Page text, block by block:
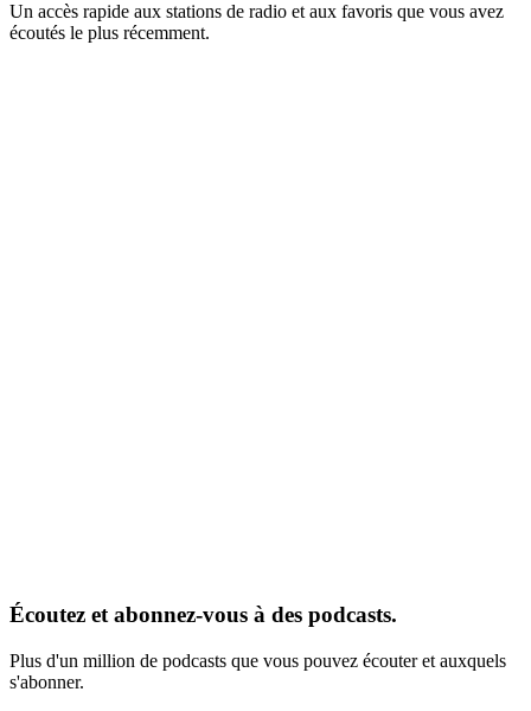
Un accès rapide aux stations de radio et aux favoris que vous avez
écoutés le plus récemment.
Écoutez et abonnez-vous à des podcasts.
Plus d'un million de podcasts que vous pouvez écouter et auxquels
s'abonner.